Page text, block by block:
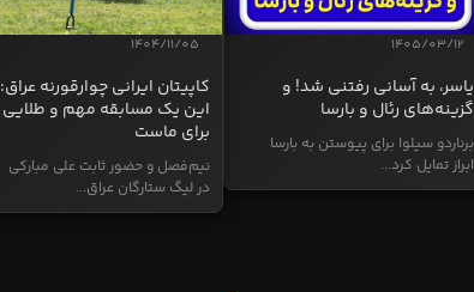
1405/03/12
یاسر، به آسانی رفتنی شد! و
گزینه‌های رئال و بارسا
برناردو سیلوا برای پیوستن به بارسا
ابراز تمایل کرد...
1404/11/05
کاپیتان ایرانی چوارقورنه عراق:
این یک مسابقه مهم و طلایی
برای ماست
نیم‌فصل و حضور ثابت علی مبارکی
در لیگ ستارگان عراق...